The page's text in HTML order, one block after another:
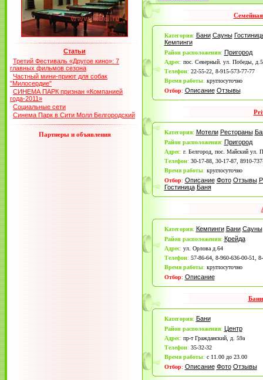
Статьи
Третий Фестиваль «Другое кино»: 7
главных фильмов сезона
Частный мини-приют для собак
"Милосердие"
СИНЕМА ПАРК признан «Компанией
года-2011»
Социальные сети
Синема Парк в Сити Молл Белгородский
Партнеры и объявления
Категория: Бани Сауны
Кемпинги
Район расположения: Пригород
Адрес: пос. Северный. ул. Победы,
Телефон: 22-55-22, 8-915-573-77-77
Время работы: круглосуточно
Отбор: Описание Отзывы
Категория: Мотели Рестораны
Район расположения: Пригород
Адрес: г. Белгород, пос. Майский ул.
Телефон: 30-17-88, 30-17-87, 8910-
Время работы: круглосуточно
Отбор: Описание Фото Отзывы
Гостиница Баня
Категория: Кемпинги Бани Сауны
Район расположения: Крейда
Адрес: ул. Орлова д.64
Телефон: 57-86-64, 8-960-636-00-51,
Время работы: круглосуточно
Отбор: Описание
Категория: Бани
Район расположения: Центр
Адрес: пр-т Гражданский, д. 59а
Телефон: 35-32-32
Время работы: с 11.00 до 23.00
Отбор: Описание Фото Отзывы